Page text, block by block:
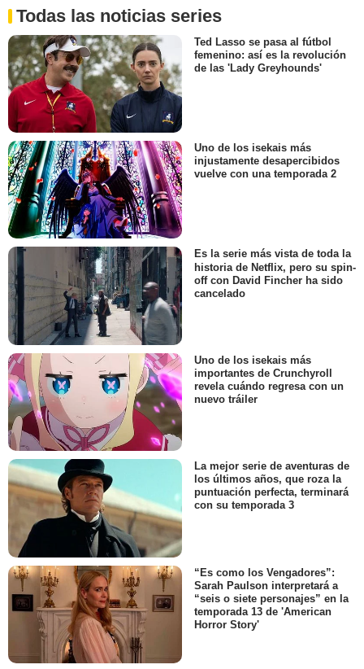
Todas las noticias series
Ted Lasso se pasa al fútbol
femenino: así es la revolución
de las 'Lady Greyhounds'
Uno de los isekais más
injustamente desapercibidos
vuelve con una temporada 2
Es la serie más vista de toda la
historia de Netflix, pero su spin-
off con David Fincher ha sido
cancelado
Uno de los isekais más
importantes de Crunchyroll
revela cuándo regresa con un
nuevo tráiler
La mejor serie de aventuras de
los últimos años, que roza la
puntuación perfecta, terminará
con su temporada 3
“Es como los Vengadores”:
Sarah Paulson interpretará a
“seis o siete personajes” en la
temporada 13 de 'American
Horror Story'